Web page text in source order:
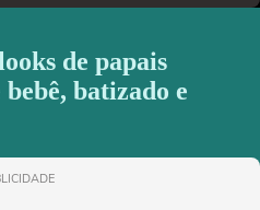
de papais
batizado e